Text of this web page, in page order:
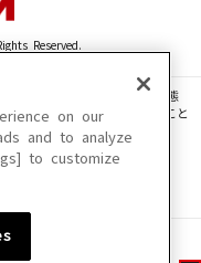
Reserved.
・動画・音声等を、手段や形態
、転載、ファイル化などすること
い場合があります。
場合があります。
on our
and to analyze
to customize